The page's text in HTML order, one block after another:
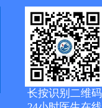
长按识别二维码